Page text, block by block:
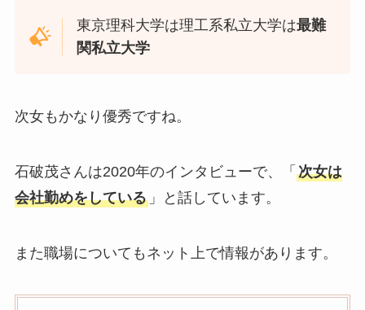
東京理科大学は理工系私立大学は最難
関私立大学
次女もかなり優秀ですね。
石破茂さんは2020年のインタビューで、「 次女は
会社勤めをしている」と話しています。
また職場についてもネット上で情報があります。